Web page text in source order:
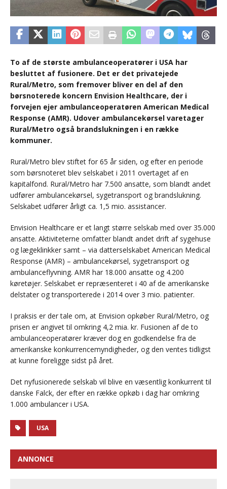
To af de største ambulanceoperatører i USA har
besluttet af fusionere. Det er det privatejede
Rural/Metro, som fremover bliver en del af den
børsnoterede koncern Envision Healthcare, der i
forvejen ejer ambulanceoperatøren American Medical
Response (AMR). Udover ambulancekørsel varetager
Rural/Metro også brandslukningen i en række
kommuner.
Rural/Metro blev stiftet for 65 år siden, og efter en periode
som børsnoteret blev selskabet i 2011 overtaget af en
kapitalfond. Rural/Metro har 7.500 ansatte, som blandt andet
udfører ambulancekørsel, sygetransport og brandslukning.
Selskabet udfører årligt ca. 1,5 mio. assistancer.
Envision Healthcare er et langt større selskab med over 35.000
ansatte. Aktiviteterne omfatter blandt andet drift af sygehuse
og lægeklinkker samt – via datterselskabet American Medical
Response (AMR) – ambulancekørsel, sygetransport og
ambulanceflyvning. AMR har 18.000 ansatte og 4.200
køretøjer. Selskabet er repræsenteret i 40 af de amerikanske
delstater og transporterede i 2014 over 3 mio. patienter.
I praksis er der tale om, at Envision opkøber Rural/Metro, og
prisen er angivet til omkring 4,2 mia. kr. Fusionen af de to
ambulanceoperatører kræver dog en godkendelse fra de
amerikanske konkurrencemyndigheder, og den ventes tidligst
at kunne foreligge sidst på året.
Det nyfusionerede selskab vil blive en væsentlig konkurrent til
danske Falck, der efter en række opkøb i dag har omkring
1.000 ambulancer i USA.
USA
ANNONCE